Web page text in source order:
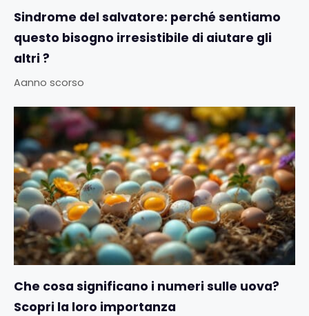
Sindrome del salvatore: perché sentiamo
questo bisogno irresistibile di aiutare gli
altri ?
Aanno scorso
Che cosa significano i numeri sulle uova?
Scopri la loro importanza